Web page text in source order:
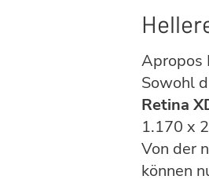
Apropos
Sowohl
Retina
1.170 x
Von der
können